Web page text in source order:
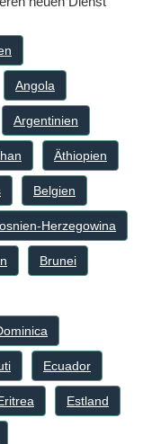
Angola
Argentinien
Äthiopien
Belgien
Herzegowina
Brunei
Ecuador
Estland